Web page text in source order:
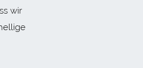
wir